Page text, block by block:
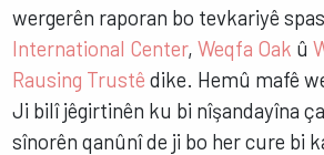
wergerên raporan bo tevkariyê
International Center,Weqfa Oak û
Rausing Trustê dike. Hemû mafê
Ji bilî jêgirtinên ku bi nîşandayîna
sînorên qanûnî de ji bo her cure bi